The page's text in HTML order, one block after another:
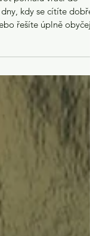
pomalu vrací do
jinak. Možná
nad tím, jestli vás
Každé píchnutí v
Hlavou se honí
vrátila? Pro tento
název – scanxiety.